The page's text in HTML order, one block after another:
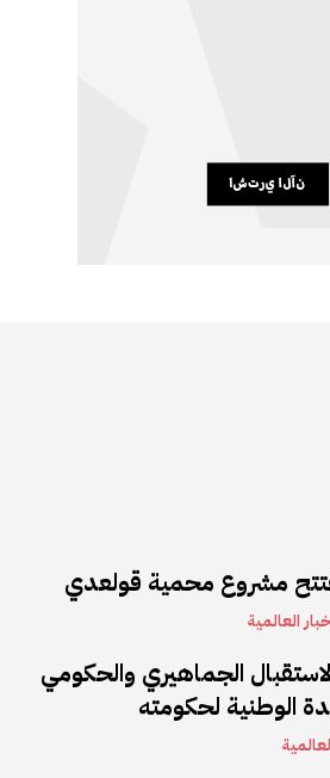
مشروع محمية قولعدي
العالمية
الجماهيري والحكومي
الوطنية لحكومته